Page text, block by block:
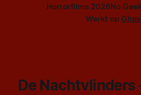
Horrorfilms 2026No
Werkt op
De Nachtvlinders